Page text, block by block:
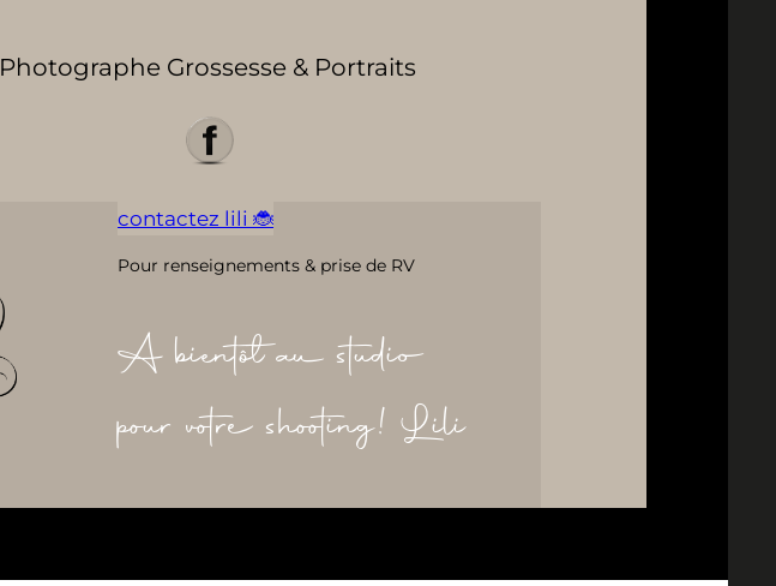
Photographe Grossesse & Portraits
contactez lili 🐞
Pour renseignements & prise de RV
A bientôt au studio
pour votre shooting! Lili